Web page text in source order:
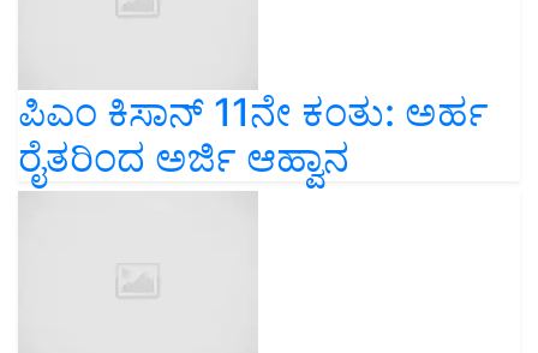
ಪಿಎಂ ಕಿಸಾನ್ 11ನೇ ಕಂತು: ಅರ್ಹ
ರೈತರಿಂದ ಅರ್ಜಿ ಆಹ್ವಾನ